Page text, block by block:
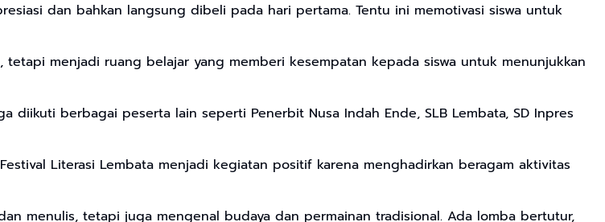
dan bahkan langsung dibeli pada hari pertama. Tentu ini memotivasi siswa untuk
tetapi menjadi ruang belajar yang memberi kesempatan kepada siswa untuk menunjukkan
diikuti berbagai peserta lain seperti Penerbit Nusa Indah Ende, SLB Lembata, SD Inpres
Literasi Lembata menjadi kegiatan positif karena menghadirkan beragam aktivitas
menulis, tetapi juga mengenal budaya dan permainan tradisional. Ada lomba bertutur,